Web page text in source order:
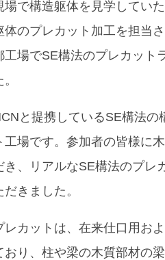
場で構造躯体を見学してい
体のプレカット加工を担当
工場でSE構法のプレカット
と提携しているSE構法の
工場です。参加者の皆様に
き、リアルなSE構法のプレ
きました。
レカットは、在来仕口用お
おり、柱や梁の木質部材の